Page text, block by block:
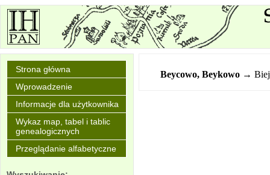
Strona główna
Wprowadzenie
Informacje dla użytkownika
Wykaz map, tabel i tablic
genealogicznych
Przeglądanie alfabetyczne
Beycowo, Beykowo →